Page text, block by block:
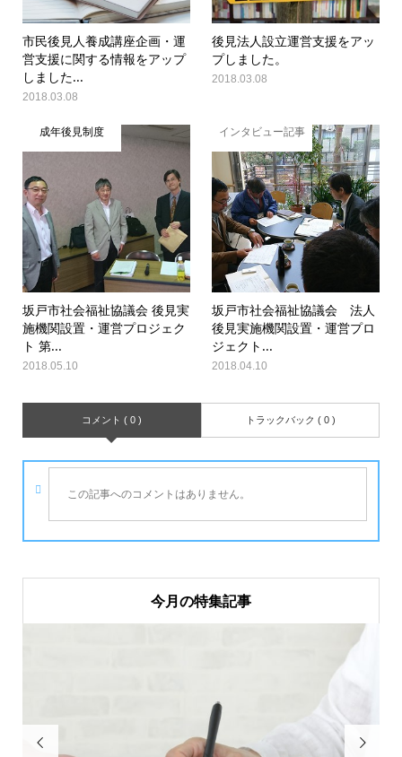
市民後見人養成講座企画・運
営支援に関する情報をアップ
しました...
2018.03.08
後見法人設立運営支援をアッ
プしました。
2018.03.08
成年後見制度
坂戸市社会福祉協議会 後見実
施機関設置・運営プロジェク
ト 第...
2018.05.10
インタビュー記事
坂戸市社会福祉協議会 法人
後見実施機関設置・運営プロ
ジェクト...
2018.04.10
コメント ( 0 ) トラックバック ( 0 )
この記事へのコメントはありません。
今月の特集記事
 